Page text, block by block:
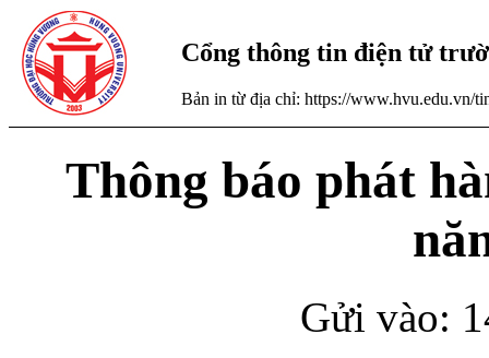
Cổng thông tin điện tử
Bản in từ địa chỉ: https://www.hvu.edu.vn/
Thông báo phát
Gửi vào: